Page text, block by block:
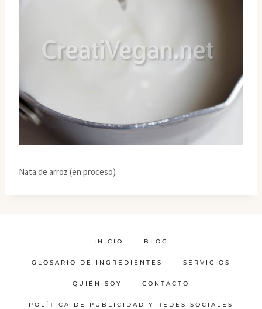
Nata de arroz (en proceso)
INICIO BLOG
GLOSARIO DE INGREDIENTES SERVICIOS
QUIÉN SOY CONTACTO
POLÍTICA DE PUBLICIDAD Y REDES SOCIALES